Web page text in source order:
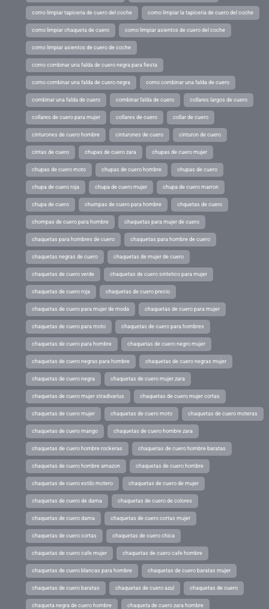
como limpiar tapiceria de cuero del coche como limpiar la tapiceria de cuero del coche
como limpiar chaqueta de cuero como limpiar asientos de cuero del coche
como limpiar asientos de cuero de coche
como combinar una falda de cuero negra para fiesta
como combinar una falda de cuero negra como combinar una falda de cuero
combinar una falda de cuero combinar falda de cuero collares largos de cuero
collares de cuero para mujer collares de cuero collar de cuero
cinturones de cuero hombre cinturones de cuero cinturon de cuero
cintas de cuero chupas de cuero zara chupas de cuero mujer
chupas de cuero moto chupas de cuero hombre chupas de cuero
chupa de cuero roja chupa de cuero mujer chupa de cuero marron
chupa de cuero chumpas de cuero para hombre chquetas de cuero
chompas de cuero para hombre chaquetas para mujer de cuero
chaquetas para hombres de cuero chaquetas para hombre de cuero
chaquetas negras de cuero chaquetas de mujer de cuero
chaquetas de cuero verde chaquetas de cuero sintetico para mujer
chaquetas de cuero roja chaquetas de cuero precio
chaquetas de cuero para mujer de moda chaquetas de cuero para mujer
chaquetas de cuero para moto chaquetas de cuero para hombres
chaquetas de cuero para hombre chaquetas de cuero negro mujer
chaquetas de cuero negras para hombre chaquetas de cuero negras mujer
chaquetas de cuero negra chaquetas de cuero mujer zara
chaquetas de cuero mujer stradivarius chaquetas de cuero mujer cortas
chaquetas de cuero mujer chaquetas de cuero moto chaquetas de cuero moteras
chaquetas de cuero mango chaquetas de cuero hombre zara
chaquetas de cuero hombre rockeras chaquetas de cuero hombre baratas
chaquetas de cuero hombre amazon chaquetas de cuero hombre
chaquetas de cuero estilo motero chaquetas de cuero de mujer
chaquetas de cuero de dama chaquetas de cuero de colores
chaquetas de cuero dama chaquetas de cuero cortas mujer
chaquetas de cuero cortas chaquetas de cuero chica
chaquetas de cuero cafe mujer chaquetas de cuero cafe hombre
chaquetas de cuero blancas para hombre chaquetas de cuero baratas mujer
chaquetas de cuero baratas chaquetas de cuero azul chaquetas de cuero
chaqueta negra de cuero hombre chaqueta de cuero zara hombre